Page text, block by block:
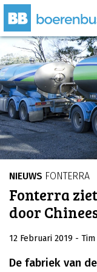
NIEUWS FONTERRA
Fonterra
door
12 Februari 2019 -
De fabriek van